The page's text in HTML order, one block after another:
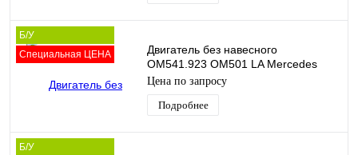
Б/У
Специальная ЦЕНА
Двигатель без навесного
OM541.923 OM501 LA Mercedes
Benz A0020106500
Цена по запросу
Подробнее
Б/У